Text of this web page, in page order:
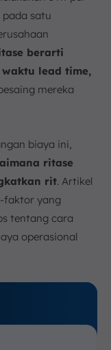
satu
berarti
lead time,
mereka
biaya ini,
ritase
rit. Artikel
faktor yang
tentang cara
operasional